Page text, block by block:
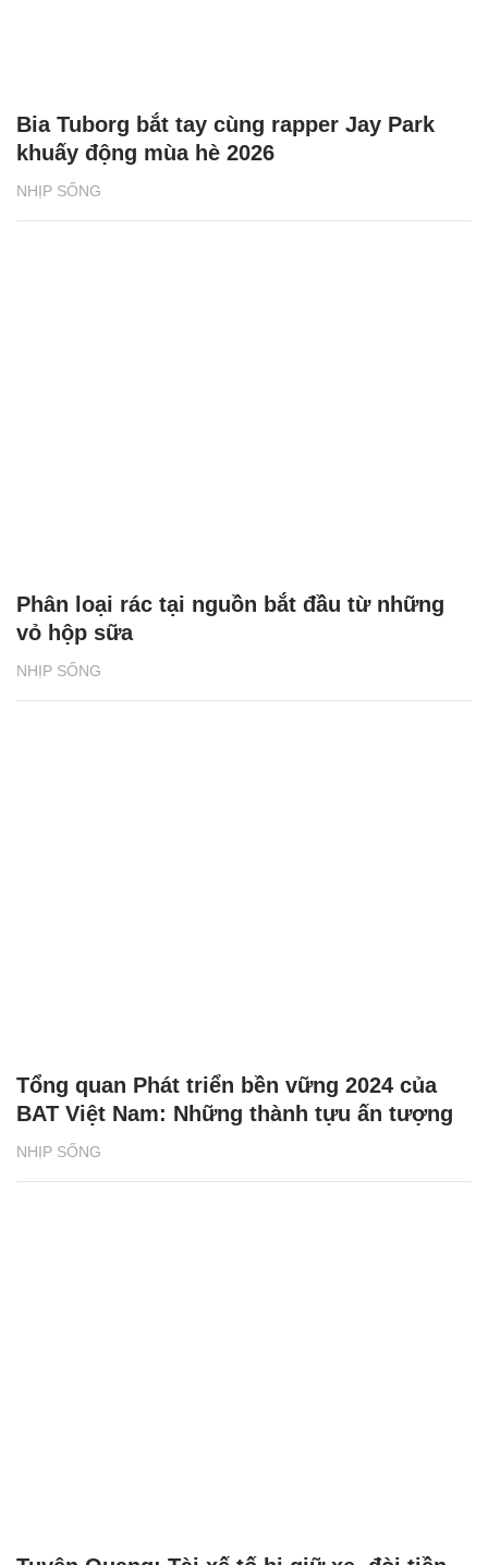
NHỊP SỐNG
Bia Tuborg bắt tay cùng rapper Jay Park
khuấy động mùa hè 2026
NHỊP SỐNG
Phân loại rác tại nguồn bắt đầu từ những
vỏ hộp sữa
NHỊP SỐNG
Tổng quan Phát triển bền vững 2024 của
BAT Việt Nam: Những thành tựu ấn tượng